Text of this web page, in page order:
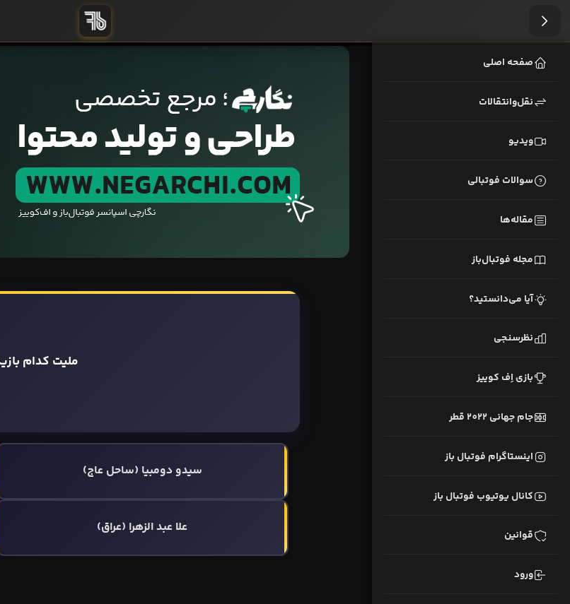
صفحه اصلی
نقل‌وانتقالات
ویدیو
سوالات فوتبالی
مقاله‌ها
مجله فوتبال‌باز
آیا می‌دانستید؟
نظرسنجی
بازی اِف کوییز
جام جهانی 2022 قطر
اینستاگرام فوتبال باز
کانال یوتیوب فوتبال باز
قوانین
ورود
ملیت کدام
سیدو دومبیا (ساحل عاج)
علا عبد الزهرا (عراق)